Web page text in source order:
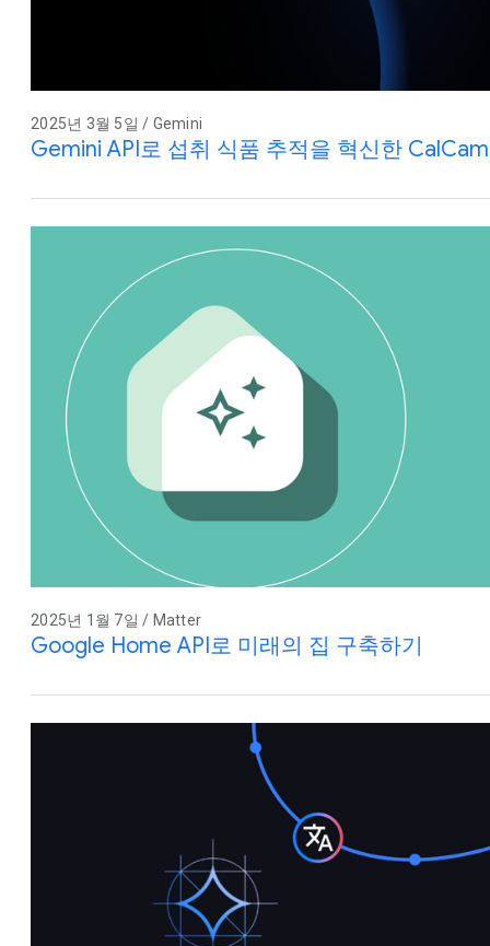
2025년 3월 5일 / Gemini
Gemini API로 섭취 식품 추적을 혁신한 CalCam
2025년 1월 7일 / Matter
Google Home API로 미래의 집 구축하기